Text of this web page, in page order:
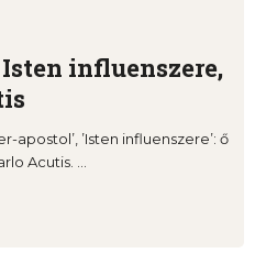
influenszere,
apostol’, ’Isten influenszere’: ő
Acutis. ...